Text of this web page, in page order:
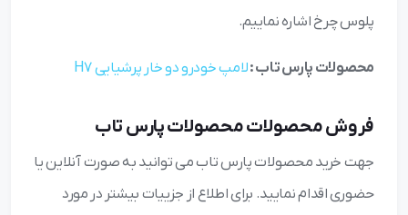
پلوس چرخ اشاره نماییم.
محصولات پارس تاب :لامپ خودرو دو خار پرشیایی H7
فروش محصولات محصولات پارس تاب
جهت خرید محصولات پارس تاب می توانید به صورت آنلاین یا
حضوری اقدام نمایید. برای اطلاع از جزییات بیشتر در مورد